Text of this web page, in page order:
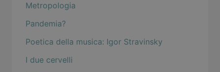
Metropologia
Pandemia?
Poetica della musica: Igor Stravinsky
I due cervelli